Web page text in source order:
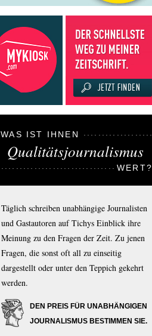
WAS IST IHNEN
Qualitätsjournalismus
WERT?
Täglich schreiben unabhängige Journalisten
und Gastautoren auf Tichys Einblick ihre
Meinung zu den Fragen der Zeit. Zu jenen
Fragen, die sonst oft all zu einseitig
dargestellt oder unter den Teppich gekehrt
werden.
DEN PREIS FÜR UNABHÄNGIGEN
JOURNALISMUS BESTIMMEN SIE.